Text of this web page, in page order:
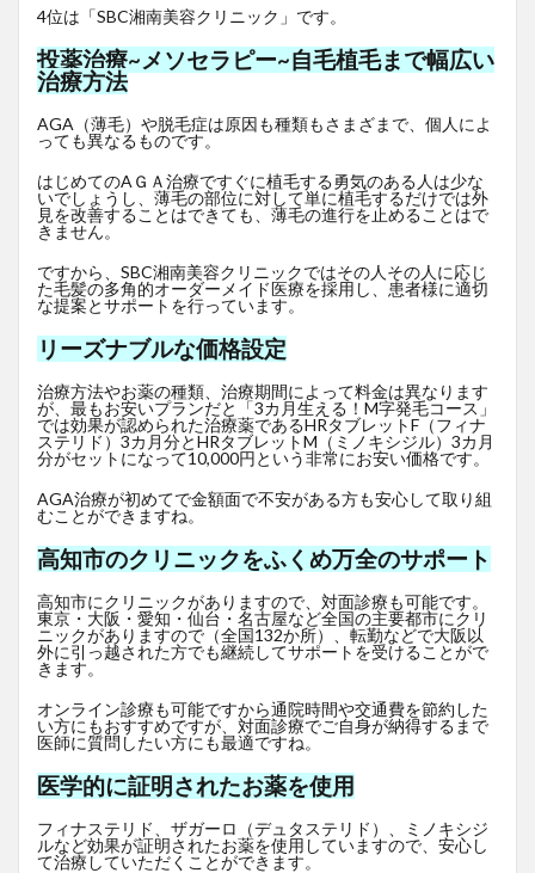
4位は「SBC湘南美容クリニック」です。
投薬治療~メソセラピー~自毛植毛まで幅広い
治療方法
AGA（薄毛）や脱毛症は原因も種類もさまざまで、個人によ
っても異なるものです。
はじめてのAＧＡ治療ですぐに植毛する勇気のある人は少な
いでしょうし、薄毛の部位に対して単に植毛するだけでは外
見を改善することはできても、薄毛の進行を止めることはで
きません。
ですから、SBC湘南美容クリニックではその人その人に応じ
た毛髪の多角的オーダーメイド医療を採用し、患者様に適切
な提案とサポートを行っています。
リーズナブルな価格設定
治療方法やお薬の種類、治療期間によって料金は異なります
が、最もお安いプランだと「3カ月生える！M字発毛コース」
では効果が認められた治療薬であるHRタブレットF （フィナ
ステリド）3カ月分とHRタブレットM（ミノキシジル）3カ月
分がセットになって10,000円という非常にお安い価格です。
AGA治療が初めてで金額面で不安がある方も安心して取り組
むことができますね。
高知市のクリニックをふくめ万全のサポート
高知市にクリニックがありますので、対面診療も可能です。
東京・大阪・愛知・仙台・名古屋など全国の主要都市にクリ
ニックがありますので（全国132か所）、転勤などで大阪以
外に引っ越された方でも継続してサポートを受けることがで
きます。
オンライン診療も可能ですから通院時間や交通費を節約した
い方にもおすすめですが、対面診療でご自身が納得するまで
医師に質問したい方にも最適ですね。
医学的に証明されたお薬を使用
フィナステリド、ザガーロ（デュタステリド）、ミノキシジ
ルなど効果が証明されたお薬を使用していますので、安心し
て治療していただくことができます。